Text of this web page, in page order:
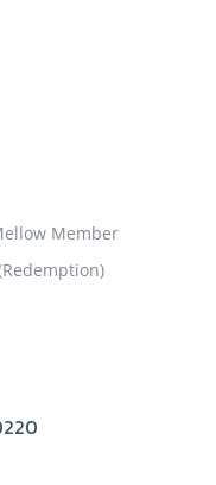
Member